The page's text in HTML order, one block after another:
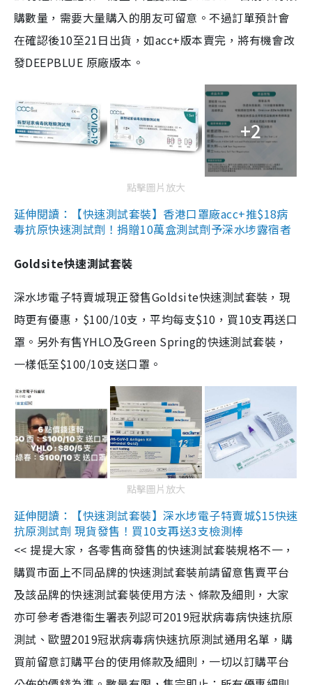
購數量，需要大量購入的朋友可留意。不過訂單預計會
在確認後10至21日出貨，如acc+版本賣完，將有機會改
發DEEPBLUE 原廠版本。
+2
點擊圖片放大
延伸閱讀：【快速測試套裝】香港口罩廠acc+推$18病
毒抗原快速測試劑！捐贈10萬盒測試劑予深水埗露宿者
Goldsite快速測試套裝
深水埗電子特賣城現正發售Goldsite快速測試套裝，現
時更有優惠，$100/10支，平均每支$10，買10支再送口
罩。另外有售YHLO及Green Spring的快速測試套裝，
一樣低至$100/10支送口罩。
點擊圖片放大
延伸閱讀：【快速測試套裝】深水埗電子特賣城$15快速
抗原測試劑 現貨發售！買10支再送3支檢測棒
<< 提提大家，各零售商發售的快速測試套裝規格不一，
購買市面上不同品牌的快速測試套裝前請留意售賣平台
及該品牌的快速測試套裝使用方法、條款及細則，大家
亦可參考香港衞生署表列認可2019冠狀病毒病快速抗原
測試、歐盟2019冠狀病毒病快速抗原測試通用名單，購
買前留意訂購平台的使用條款及細則，一切以訂購平台